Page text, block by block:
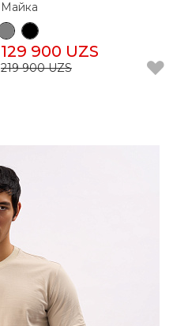
Майка
129 900 UZS
219 900 UZS